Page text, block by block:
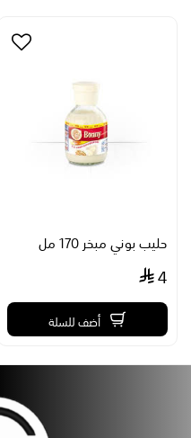
حليب بوني مبخر 170 مل
4
أضف للسلة